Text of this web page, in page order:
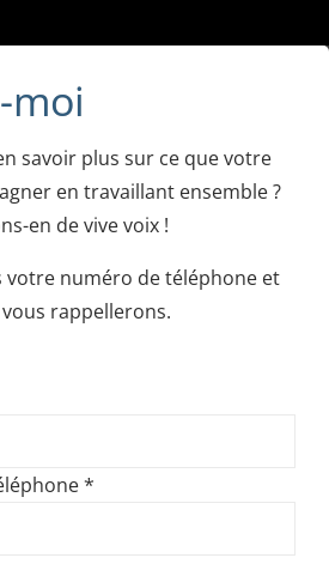
moi
savoir plus sur ce que votre
en travaillant ensemble ?
en de vive voix !
votre numéro de téléphone et
rappellerons.
*